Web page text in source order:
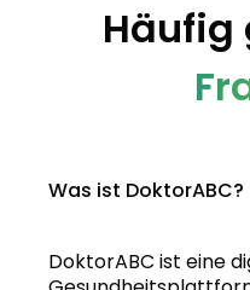
Häufig
Was ist DoktorABC?
DoktorABC ist eine